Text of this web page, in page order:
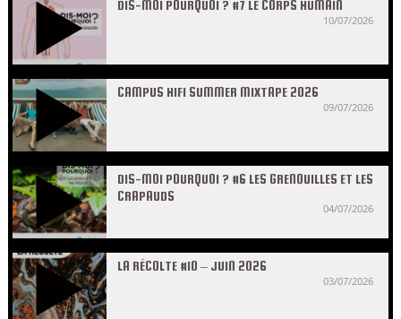
DIS-MOI POURQUOI ? #7 LE CORPS HUMAIN
10/07/2026
CAMPUS HIFI SUMMER MIXTAPE 2026
09/07/2026
DIS-MOI POURQUOI ? #6 LES GRENOUILLES ET LES
CRAPAUDS
04/07/2026
LA RÉCOLTE #10 – JUIN 2026
03/07/2026